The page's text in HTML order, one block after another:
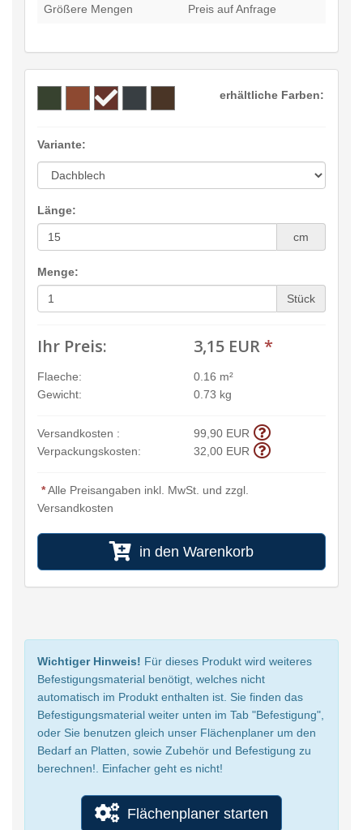
Größere Mengen Preis auf Anfrage
erhältliche Farben:
Variante:
Länge:
cm
Menge:
Stück
Ihr Preis: 3,15 EUR*
Flaeche:
0.16 m²
Gewicht:
0.73 kg
Versandkosten :
99,90 EUR
Verpackungskosten:
32,00 EUR
*Alle Preisangaben inkl. MwSt. und zzgl.
Versandkosten
in den Warenkorb
Wichtiger Hinweis! Für dieses Produkt wird weiteres
Befestigungsmaterial benötigt, welches nicht
automatisch im Produkt enthalten ist. Sie finden das
Befestigungsmaterial weiter unten im Tab "Befestigung",
oder Sie benutzen gleich unser Flächenplaner um den
Bedarf an Platten, sowie Zubehör und Befestigung zu
berechnen!. Einfacher geht es nicht!
Flächenplaner starten